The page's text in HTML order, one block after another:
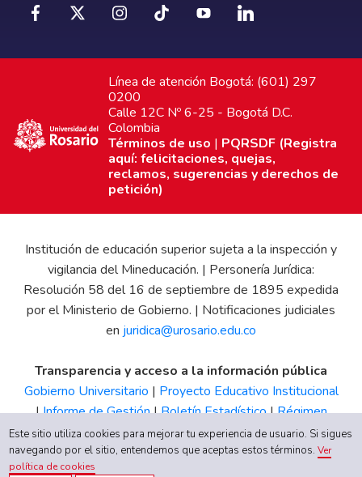
Línea de atención Bogotá: (601) 297
0200
Calle 12C Nº 6-25 - Bogotá D.C.
Colombia
Términos de uso | PQRSDF (Registra
aquí: felicitaciones, quejas,
reclamos, sugerencias y derechos de
petición)
Institución de educación superior sujeta a la inspección y
vigilancia del Mineducación. | Personería Jurídica:
Resolución 58 del 16 de septiembre de 1895 expedida
por el Ministerio de Gobierno. | Notificaciones judiciales
en juridica@urosario.edu.co
Transparencia y acceso a la información pública
Gobierno Universitario | Proyecto Educativo Institucional
|Informe de Gestión|Boletín Estadístico|Régimen
Tributario|Estados Financieros |Código de Ética| Canal
de Integridad UR
Este sitio utiliza cookies para mejorar tu experiencia de usuario. Si sigues
navegando por el sitio, entendemos que aceptas estos términos.Ver
política de cookies